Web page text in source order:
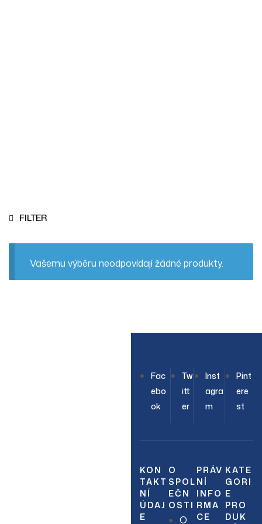
FILTER
Vašemu výběru neodpovídají žádné produkty.
Fac
ebo
ok
Tw
itt
er
Inst
agra
m
Pint
ere
st
KON
TAKT
NÍ
ÚDAJ
E
O
SPOL
EČN
OSTI
O
PRÁV
NÍ
INFO
RMA
CE
KATE
GORI
E
PRO
DUK